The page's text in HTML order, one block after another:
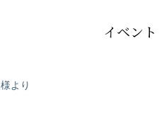
イベント
より